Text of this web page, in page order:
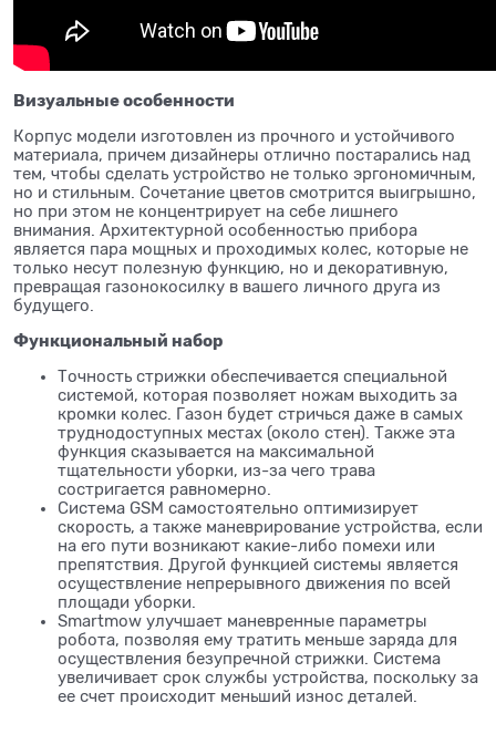
Визуальные особенности
Корпус модели изготовлен из прочного и устойчивого
материала, причем дизайнеры отлично постарались над
тем, чтобы сделать устройство не только эргономичным,
но и стильным. Сочетание цветов смотрится выигрышно,
но при этом не концентрирует на себе лишнего
внимания. Архитектурной особенностью прибора
является пара мощных и проходимых колес, которые не
только несут полезную функцию, но и декоративную,
превращая газонокосилку в вашего личного друга из
будущего.
Функциональный набор
Точность стрижки обеспечивается специальной
системой, которая позволяет ножам выходить за
кромки колес. Газон будет стричься даже в самых
труднодоступных местах (около стен). Также эта
функция сказывается на максимальной
тщательности уборки, из-за чего трава
состригается равномерно.
Система GSM самостоятельно оптимизирует
скорость, а также маневрирование устройства, если
на его пути возникают какие-либо помехи или
препятствия. Другой функцией системы является
осуществление непрерывного движения по всей
площади уборки.
Smartmow улучшает маневренные параметры
робота, позволяя ему тратить меньше заряда для
осуществления безупречной стрижки. Система
увеличивает срок службы устройства, поскольку за
ее счет происходит меньший износ деталей.